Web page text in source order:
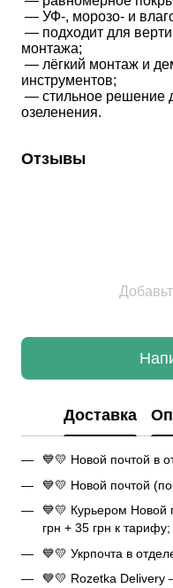
— УФ-, морозо- и
монтажа;
инструментов;
озеленения.
Отзывы
Доставка
💙💛 Новой почтой в
💙💛 Новой почтой
💙💛 Курьером Новой
грн + 35 грн к тарифу;
💙💛 Укрпочта в
💙💛 Rozetka Delivery